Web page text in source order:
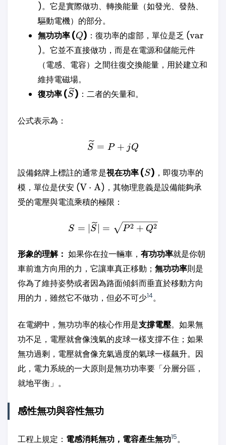
)。它是實際做功、轉換能量（如發光、發熱、
驅動電機）的部分。
無功功率 (Q
Q) ：復功率的虛部，單位是乏 (var
)。它並不直接做功，而是在電源和儲能元件
（電感、電容）之間往復交換能量，用於建立和
維持電磁場。
復功率 (\widetilde{S}
S) ：二者的矢量和。
公式表示為：
\widetilde{S} = P + jQ
S = P + jQ
設備銘牌上標註的通常是視在功率 (S
S) ，即復功率的
模，單位是伏安 (\text{V}\cdot\text{A}
V ⋅ A)，其物理意義是設備能夠承
受的電壓與電流乘積的極限：
S = |\widetilde{S}| =
S = S = P2 + Q2
形象的理解： 如果你在拉一輛車， 有功功率就是你朝
車前進方向用的力，它讓車真正移動； 無功功率則是
你為了維持姿勢或者因為路面傾斜而垂直於移動方向
用的力，雖然它不做功，但必不可少14。
在電網中，無功功率的核心作用是支撐電壓。如果無
功不足，電壓就會像洩氣的皮球一樣支撐不住；如果
無功過剩，電壓就會像充氣過度的氣球一樣飆升。因
此，電力系統的一大原則是無功功率要「分層分區，
就地平衡」。
感性無功與容性無功
工程上規定： 電感消耗無功，電容產生無功15。